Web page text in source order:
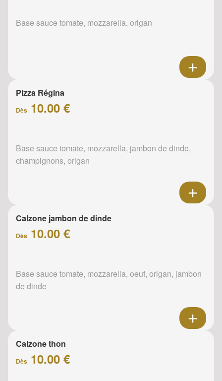
Base sauce tomate, mozzarella, origan
Pizza Régina
Dès 10.00 €
Base sauce tomate, mozzarella, jambon de dinde,
champignons, origan
Calzone jambon de dinde
Dès 10.00 €
Base sauce tomate, mozzarella, oeuf, origan, jambon
de dinde
Calzone thon
Dès 10.00 €